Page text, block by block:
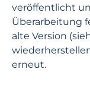
veröffentlicht
Überarbeitung
alte Version
erneut.